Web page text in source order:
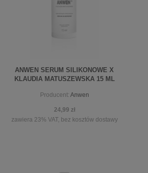
ANWEN SERUM SILIKONOWE X
KLAUDIA MATUSZEWSKA 15 ML
Producent: Anwen
24,99 zł
zawiera 23% VAT, bez kosztów dostawy